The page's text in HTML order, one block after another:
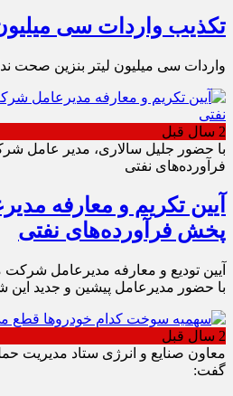
تکذیب واردات سی میلیون
واردات سی میلیون لیتر بنزین صحت
2 سال قبل
با حضور جلیل سالاری، مدیر عامل
فرآورده‌های نفتی
آیین تکریم و معارفه
پخش فرآورده‌های نفتی
آیین تودیع و معارفه مدیرعامل
با حضور مدیرعامل پیشین و جدید
2 سال قبل
معاون صنایع و انرژی ستاد مدیریت
گفت: